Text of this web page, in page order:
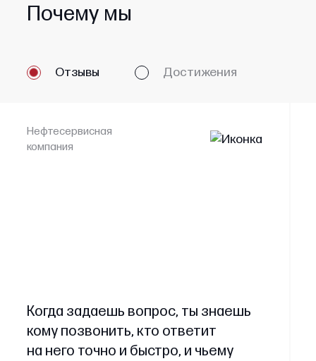
Почему мы
Отзывы Достижения
Нефтесервисная
компания
Когда задаешь вопрос, ты знаешь
кому позвонить, кто ответит
на него точно и быстро, и чьему